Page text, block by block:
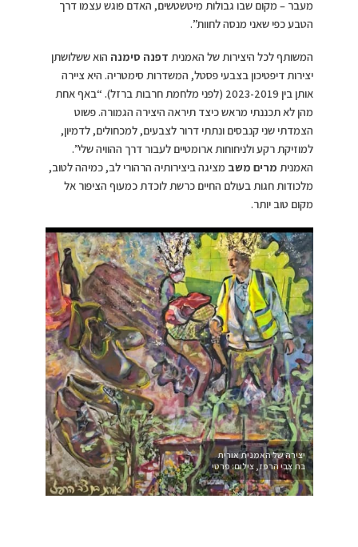
מעבר – מקום שבו גבולות מיטשטשים, האדם פוגש עצמו דרך
הטבע כפי שאני מנסה לחוות”.
המשותף לכל היצירות של האמנית דפנה סימנה הוא ששלושתן
יצירות דיפטיכון בצבעי פסטל, המשדרות סימטריה. היא ציירה
אותן בין 2023-2019 (לפני מלחמת חרבות ברזל). “באף אחת
מהן לא תכננתי מראש כיצד תיראה היצירה הגמורה. פשוט
הצמדתי שני קנבסים ונתתי דרור לצבעים, למכחולים, לדמיון,
למוזיקת רקע ולניחוחות ארומטיים לעבור דרך ההוויה שלי”.
האמנית מרים משב מציגה ביצירותיה הרהורי לב, כמיהה לטוב,
מלכודות חגות בעולם החיים כרשת לוכדת כמעוף הציפור אל
מקום טוב יותר.
יצירה של האמנית אורית
בת צבי הרפז, צילום: פרטי